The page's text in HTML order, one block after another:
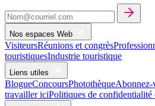
Nos espaces Web
VisiteursRéunions et congrès
touristiquesIndustrie touristique
Liens utiles
BlogueConcoursPhotothèqueAbonnez-
travailler iciPolitiques de confidentialité